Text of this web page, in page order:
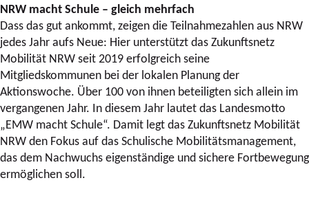
NRW macht Schule – gleich mehrfach
Dass das gut ankommt, zeigen die Teilnahmezahlen aus NRW
jedes Jahr aufs Neue: Hier unterstützt das Zukunftsnetz
Mobilität NRW seit 2019 erfolgreich seine
Mitgliedskommunen bei der lokalen Planung der
Aktionswoche. Über 100 von ihnen beteiligten sich allein im
vergangenen Jahr. In diesem Jahr lautet das Landesmotto
„EMW macht Schule“. Damit legt das Zukunftsnetz Mobilität
NRW den Fokus auf das Schulische Mobilitätsmanagement,
das dem Nachwuchs eigenständige und sichere Fortbewegung
ermöglichen soll.